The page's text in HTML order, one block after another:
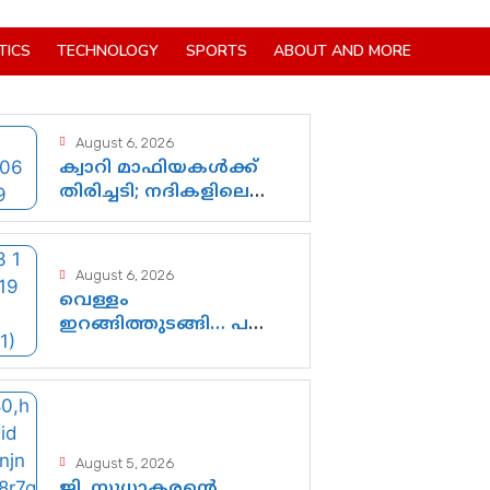
TECHNOLOGY SPORTS ABOUT AND MORE
August 6, 2026
ക്വാറി മാഫിയകൾക്ക്
തിരിച്ചടി; നദികളിലെ
മണൽവാരൽ
പുനരാരംഭിക്കാൻ വി.ഡി.
August 6, 2026
വെള്ളം
ഇറങ്ങിത്തുടങ്ങി… പക്ഷേ
കണ്ണീരൊലിപ്പ്
August 5, 2026